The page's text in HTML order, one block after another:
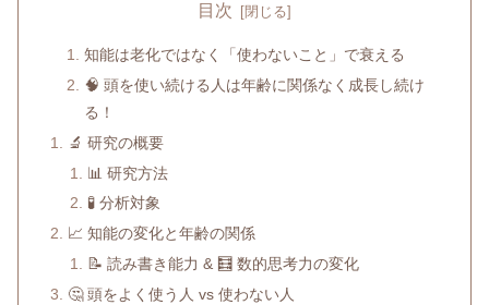
目次
知能は老化ではなく「使わないこと」で衰える
🧠 頭を使い続ける人は年齢に関係なく成長し続け
る！
🔬 研究の概要
📊 研究方法
🧪 分析対象
📈 知能の変化と年齢の関係
📝 読み書き能力 & 🧮 数的思考力の変化
🤔 頭をよく使う人 vs 使わない人